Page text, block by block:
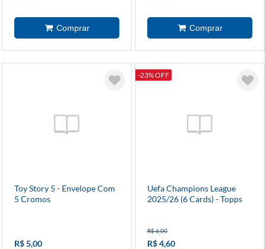
Toy Story 5 - Envelope Com
5 Cromos
R$ 5,00
-23% OFF
Uefa Champions League
2025/26 (6 Cards) - Topps
R$ 6,00
R$ 4,60